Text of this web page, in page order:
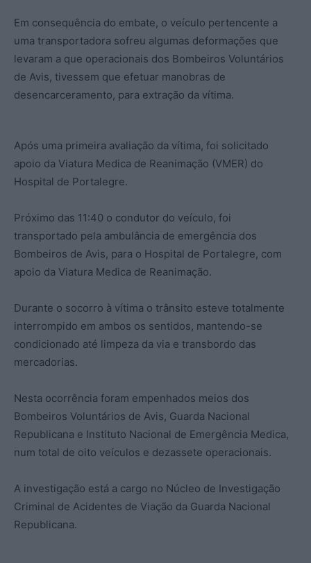
Em consequência do embate, o veículo pertencente a
uma transportadora sofreu algumas deformações que
levaram a que operacionais dos Bombeiros Voluntários
de Avis, tivessem que efetuar manobras de
desencarceramento, para extração da vítima.
Após uma primeira avaliação da vítima, foi solicitado
apoio da Viatura Medica de Reanimação (VMER) do
Hospital de Portalegre.
Próximo das 11:40 o condutor do veículo, foi
transportado pela ambulância de emergência dos
Bombeiros de Avis, para o Hospital de Portalegre, com
apoio da Viatura Medica de Reanimação.
Durante o socorro à vítima o trânsito esteve totalmente
interrompido em ambos os sentidos, mantendo-se
condicionado até limpeza da via e transbordo das
mercadorias.
Nesta ocorrência foram empenhados meios dos
Bombeiros Voluntários de Avis, Guarda Nacional
Republicana e Instituto Nacional de Emergência Medica,
num total de oito veículos e dezassete operacionais.
A investigação está a cargo no Núcleo de Investigação
Criminal de Acidentes de Viação da Guarda Nacional
Republicana.